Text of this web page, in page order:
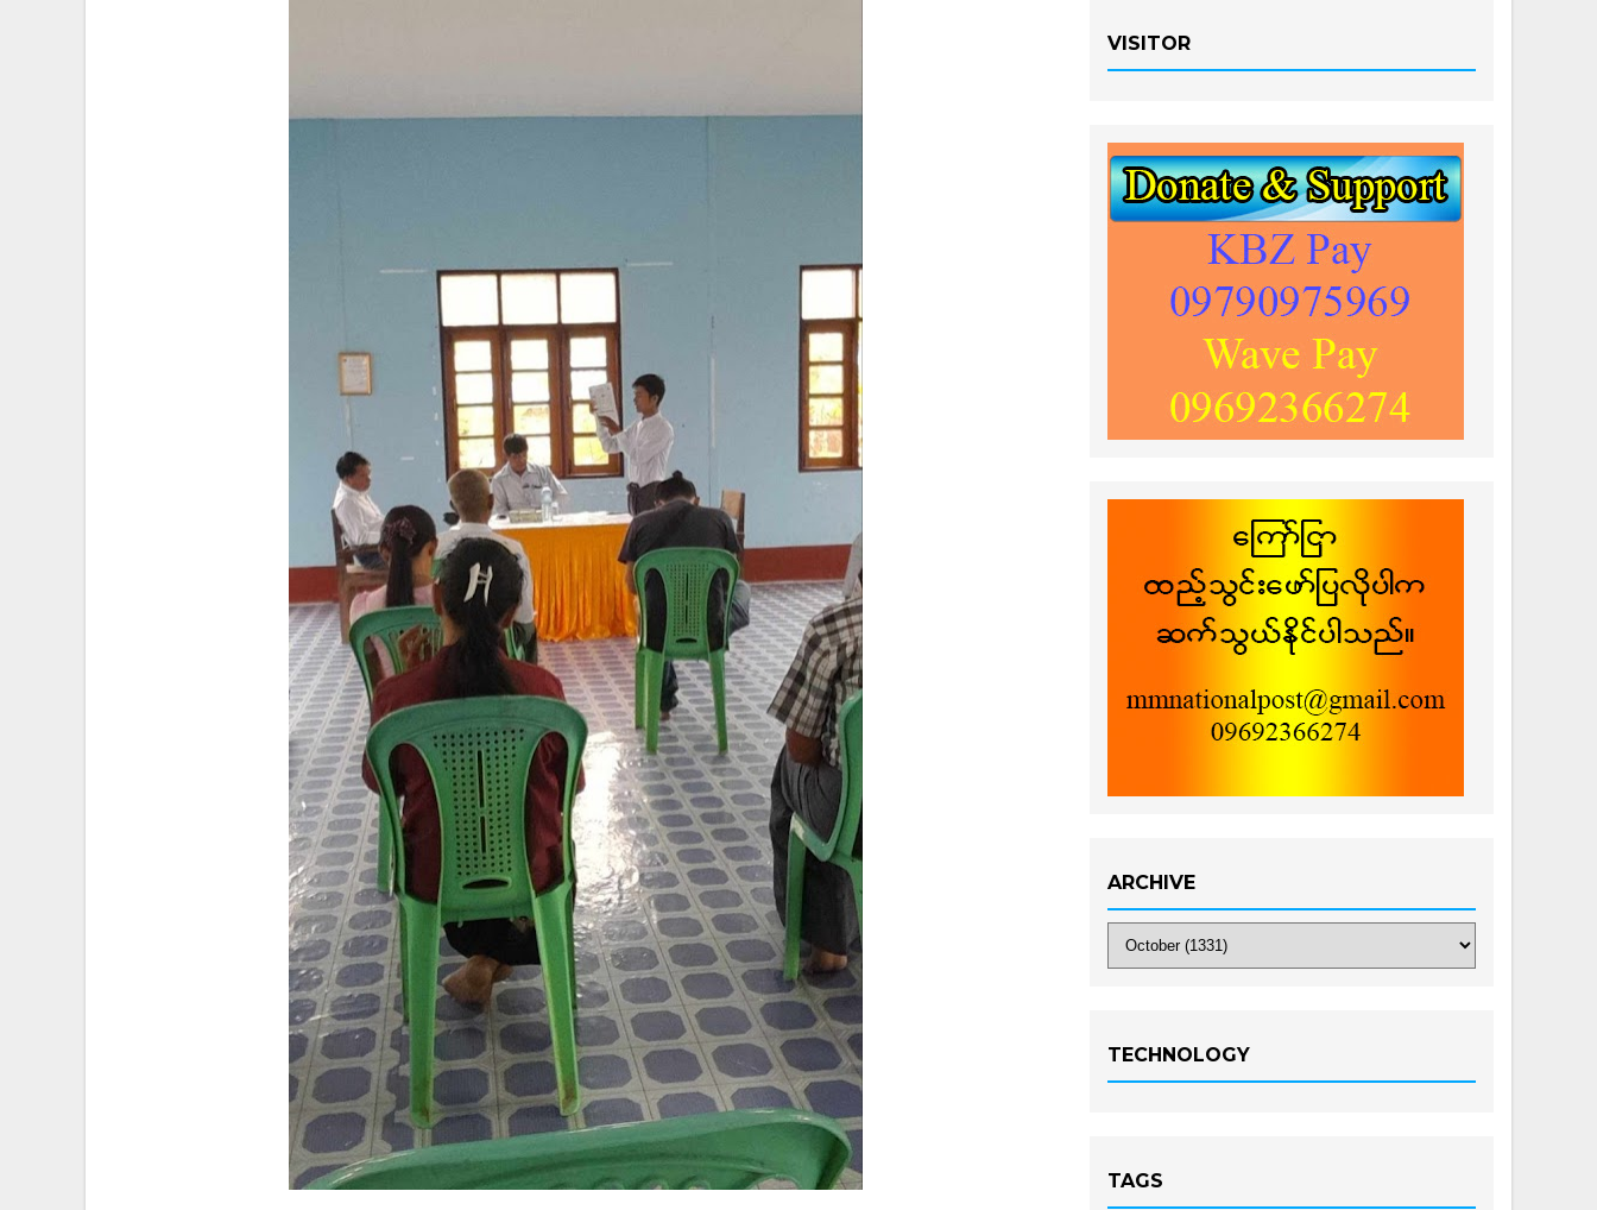
VISITOR
ARCHIVE
TECHNOLOGY
TAGS